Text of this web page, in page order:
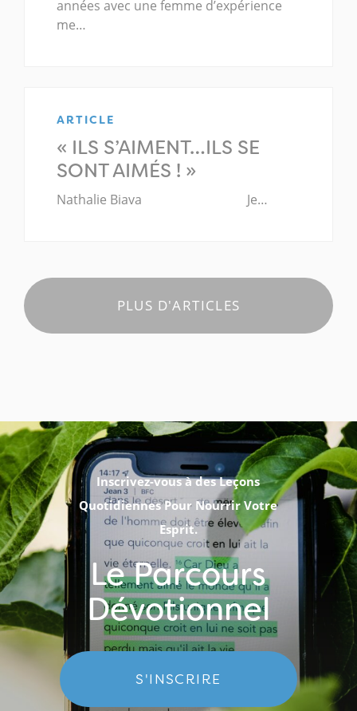
années avec une femme d’expérience
me…
ARTICLE
« ILS S’AIMENT…ILS SE
SONT AIMÉS ! »
Nathalie Biava Je…
PLUS D'ARTICLES
Inscrivez-vous à des Leçons
Quotidiennes Pour Nourrir Votre
Esprit.
Le Parcours
Dévotionnel
S'INSCRIRE